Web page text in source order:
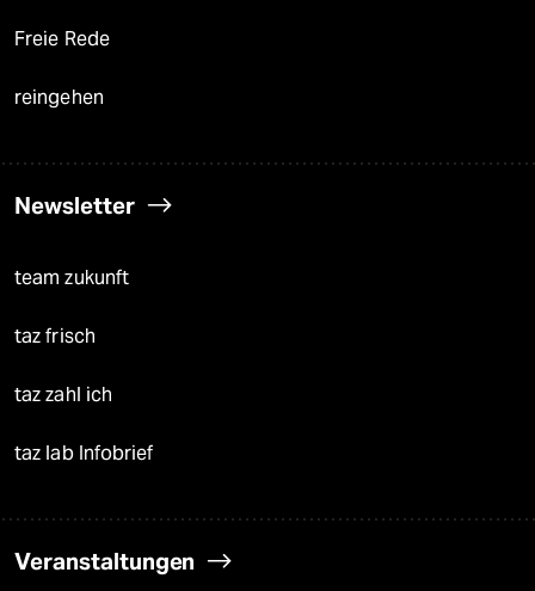
Freie Rede
reingehen
Newsletter
team zukunft
taz frisch
taz zahl ich
taz lab Infobrief
Veranstaltungen